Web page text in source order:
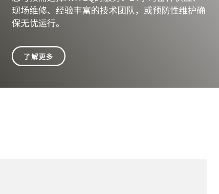
现场维修、经验丰富的技术团队，或预防性维护确
保无忧运行。
了解更多